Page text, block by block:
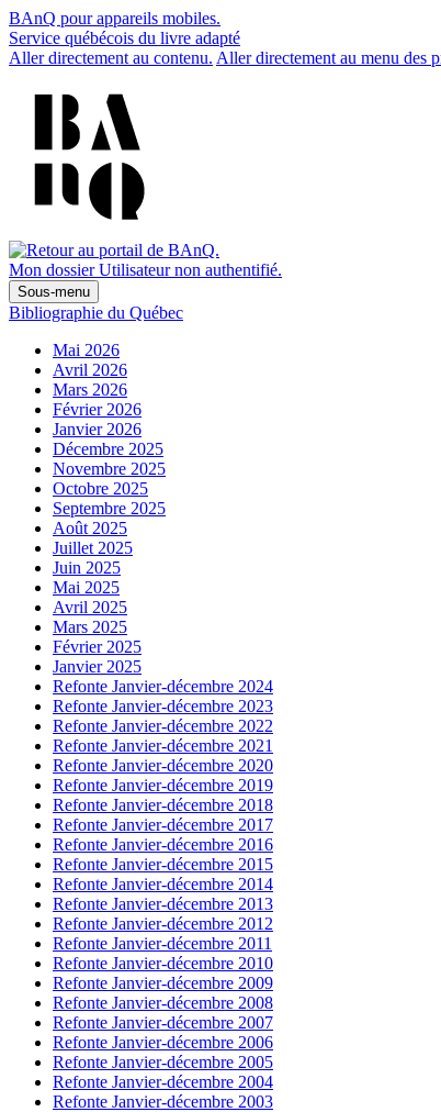
BAnQ pour appareils mobiles.
Service québécois du livre adapté
Aller directement au contenu. Aller directement au menu des
Mon dossier Utilisateur non authentifié.
Sous-menu
Bibliographie du Québec
Mai 2026
Avril 2026
Mars 2026
Février 2026
Janvier 2026
Décembre 2025
Novembre 2025
Octobre 2025
Septembre 2025
Août 2025
Juillet 2025
Juin 2025
Mai 2025
Avril 2025
Mars 2025
Février 2025
Janvier 2025
Refonte Janvier-décembre 2024
Refonte Janvier-décembre 2023
Refonte Janvier-décembre 2022
Refonte Janvier-décembre 2021
Refonte Janvier-décembre 2020
Refonte Janvier-décembre 2019
Refonte Janvier-décembre 2018
Refonte Janvier-décembre 2017
Refonte Janvier-décembre 2016
Refonte Janvier-décembre 2015
Refonte Janvier-décembre 2014
Refonte Janvier-décembre 2013
Refonte Janvier-décembre 2012
Refonte Janvier-décembre 2011
Refonte Janvier-décembre 2010
Refonte Janvier-décembre 2009
Refonte Janvier-décembre 2008
Refonte Janvier-décembre 2007
Refonte Janvier-décembre 2006
Refonte Janvier-décembre 2005
Refonte Janvier-décembre 2004
Refonte Janvier-décembre 2003